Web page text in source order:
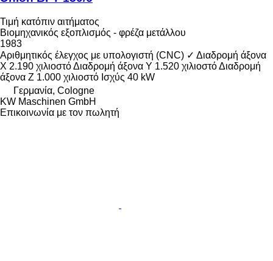
Τιμή κατόπιν αιτήματος
Βιομηχανικός εξοπλισμός - φρέζα μετάλλου
1983
Αριθμητικός έλεγχος με υπολογιστή (CNC) ✓ Διαδρομή άξονα
X 2.190 χιλιοστόΔιαδρομή άξονα Y 1.520 χιλιοστόΔιαδρομή
άξονα Z 1.000 χιλιοστό Ισχύς 40 kW
Γερμανία, Cologne
KW Maschinen GmbH
Επικοινωνία με τον πωλητή